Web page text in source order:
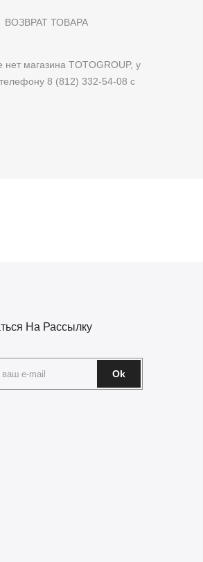
магазина TOTOGROUP, у
8 (812) 332-54-08 с
ВОЗВРАТ ТОВАРА
На Рассылку
Ok